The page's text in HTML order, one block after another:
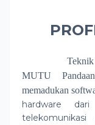
MUTU
memadukan
hardware